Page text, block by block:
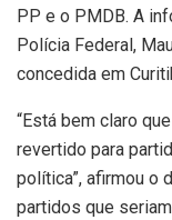
PP e o PMDB. A
Polícia Federal,
concedida em
“Está bem claro
revertido para
política”, afirmou o
partidos que